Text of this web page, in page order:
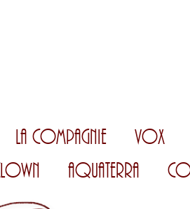
La Compagnie
Vox
AquaTerra